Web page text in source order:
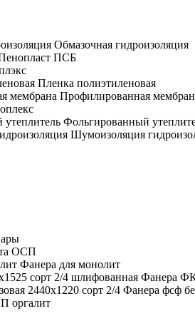
Обмазочная гидроизоляция
ПСБ
Пленка полиэтиленовая
Профилированная
Фольгированный
Шумоизоляция
ОСП
Фанера для монолит
Фанера ФК
Фанера фсф
оргалит